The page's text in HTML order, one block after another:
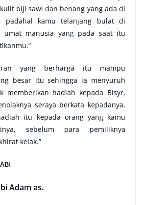
biji sawi dan benang yang ada di
padahal kamu telanjang bulat di
umat manusia yang pada saat itu
yang berharga itu mampu
besar itu sehingga ia menyuruh
memberikan hadiah kepada Bisyr,
seraya berkata kepadanya,
itu kepada orang yang kamu
sebelum para pemiliknya
kelak.”
Adam as.